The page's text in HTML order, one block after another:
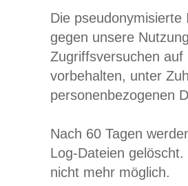
Die
gegen unsere
Zugriffsversuchen
vorbehalten, unter
personenbezogenen
Nach 60 Tagen
Log-Dateien
nicht mehr möglich.